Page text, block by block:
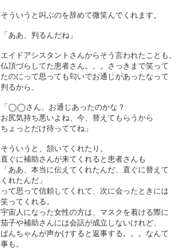
そういうと叫ぶのを辞めて微笑んでくれます。
「ああ、判るんだね」
エイドアシスタントさんからそう言われたことも。
仏頂づらしてた患者さん。。。さっきまで笑って
たのにって思っても匂いでお通じがあったなって
判るから、
「◯◯さん、お通じあったのかな？
お尻気持ち悪いよね、今、替えてもらうから
ちょっとだけ待っててね」
そういうと、頷いてくれたり。
直ぐに補助さんが来てくれると患者さんも
「ああ、本当に伝えてくれたんだ、直ぐに替えて
くれたんだ」
って思って信頼してくれて、次に会ったときには
笑ってくれる。
宇宙人になった女性の方は、マスクを着ける際に
茄子や補助さんには会話が成立しないけれど、
ぱんちゃんが声かけすると返事する。。。なんて
事も。